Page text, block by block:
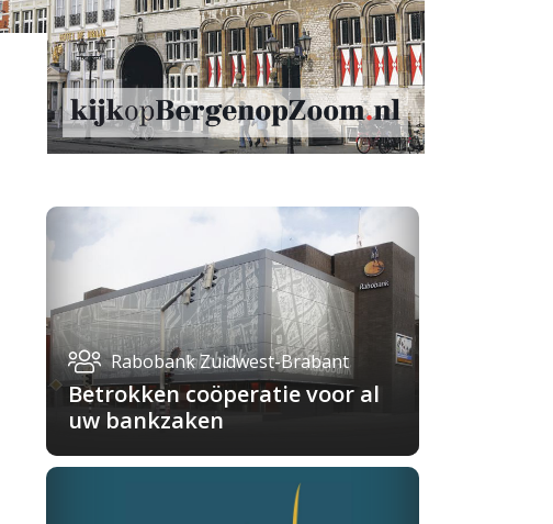
Rabobank Zuidwest-Brabant
Betrokken coöperatie voor al
uw bankzaken